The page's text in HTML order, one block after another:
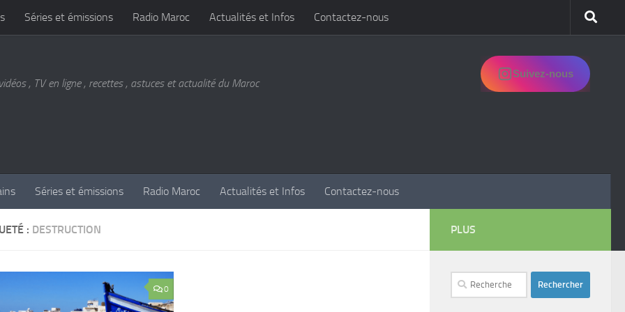
Séries et émissions Radio Maroc Actualités et Infos Contactez-nous
, TV en ligne , recettes , astuces et actualité du Maroc
Suivez-nous
Séries et émissions Radio Maroc Actualités et Infos Contactez-nous
: DESTRUCTION
0
PLUS
Rechercher :